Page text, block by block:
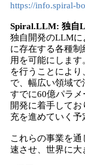
https://info.spiral-
Spiral.LLM: 独自
独自開発のLLMに
に存在する各種
用を可能にしま
を行うことによ
で、幅広い領域で
すでに60億パラ
開発に着手して
充を進めていく予
これらの事業を
速させ、世界に大